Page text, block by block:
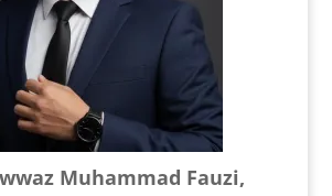
Muhammad Fauzi,